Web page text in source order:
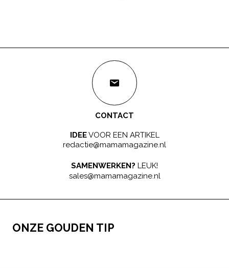
CONTACT
IDEEVOOR EEN ARTIKEL
redactie@mamamagazine.nl
SAMENWERKEN? LEUK!
sales@mamamagazine.nl
ONZE GOUDEN TIP